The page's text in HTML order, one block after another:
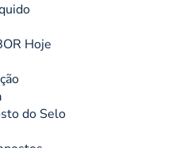
Hoje
do Selo